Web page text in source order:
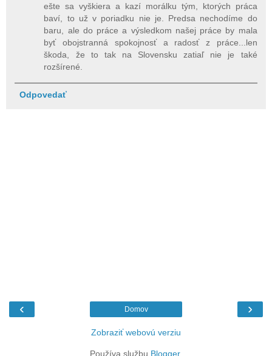
ešte sa vyškiera a kazí morálku tým, ktorých práca
baví, to už v poriadku nie je. Predsa nechodíme do
baru, ale do práce a výsledkom našej práce by mala
byť obojstranná spokojnosť a radosť z práce...len
škoda, že to tak na Slovensku zatiaľ nie je také
rozšírené.
Odpovedať
‹ ›
Domov
Zobraziť webovú verziu
Používa službu Blogger.